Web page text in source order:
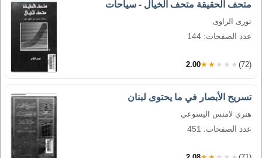
متحف الحقيقة متحف الخيال - سياحات
نورى الراوى
عدد الصفحات: 144
2.00★★★★★ (72)
تسريح الأبصار في ما يحتوى لبنان
هنري لامنس اليسوعي
عدد الصفحات: 451